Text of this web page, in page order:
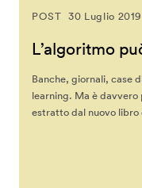
POST 30 Luglio 2019
L’algoritmo
Banche, giornali, case
learning. Ma è davvero
estratto dal nuovo